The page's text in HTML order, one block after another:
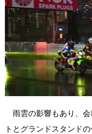
雨雲の影響もあり、会
トとグランドスタンド